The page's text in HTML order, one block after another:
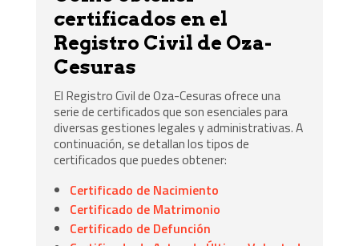
certificados en el
Registro Civil de Oza-
Cesuras
El Registro Civil de Oza-Cesuras ofrece una
serie de certificados que son esenciales para
diversas gestiones legales y administrativas. A
continuación, se detallan los tipos de
certificados que puedes obtener:
Certificado de Nacimiento
Certificado de Matrimonio
Certificado de Defunción